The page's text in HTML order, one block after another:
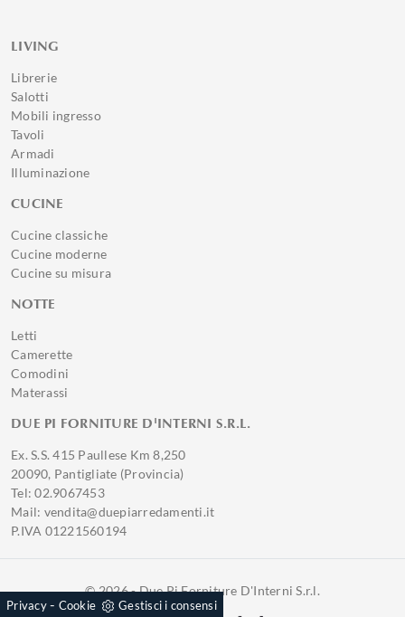
LIVING
Librerie
Salotti
Mobili ingresso
Tavoli
Armadi
Illuminazione
CUCINE
Cucine classiche
Cucine moderne
Cucine su misura
NOTTE
Letti
Camerette
Comodini
Materassi
DUE PI FORNITURE D'INTERNI S.R.L.
Ex. S.S. 415 Paullese Km 8,250
20090, Pantigliate (Provincia)
Tel: 02.9067453
Mail: vendita@duepiarredamenti.it
P.IVA 01221560194
© 2026 - Due Pi Forniture D'Interni S.r.l.
Privacy- Cookie Gestisci i consensi